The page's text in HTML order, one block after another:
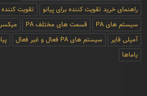
راهنمای خرید تقویت کننده برای پیانو
تقویت کننده
سیستم های PA
قسمت های مختلف PA میکسر
آمپلی فایر
سیستم های PA فعال و غیر فعال
یاماها